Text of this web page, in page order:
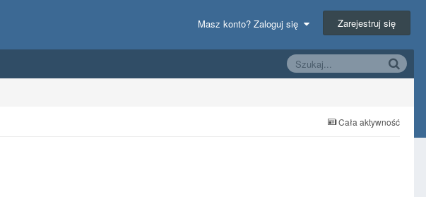
Masz konto? Zaloguj się Zarejestruj się
Cała aktywność